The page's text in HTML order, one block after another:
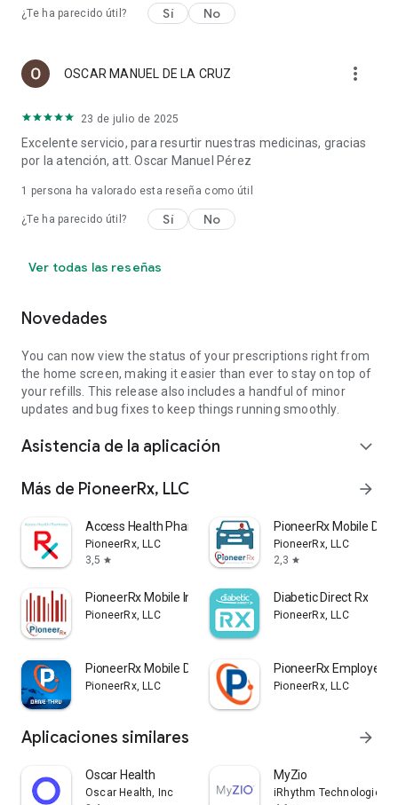
¿Te ha parecido útil? Sí No
OSCAR MANUEL DE LA CRUZ more_vert
23 de julio de 2025
Excelente servicio, para resurtir nuestras medicinas, gracias
por la atención, att. Oscar Manuel Pérez
1 persona ha valorado esta reseña como útil
¿Te ha parecido útil? Sí No
Ver todas las reseñas
Novedades
You can now view the status of your prescriptions right from
the home screen, making it easier than ever to stay on top of
your refills. This release also includes a handful of minor
updates and bug fixes to keep things running smoothly.
Asistencia de la aplicación expand_more
Más de PioneerRx, LLC arrow_forward
Access Health Pharmacy
PioneerRx, LLC
3,5 star
PioneerRx Mobile
PioneerRx, LLC
2,3 star
PioneerRx Mobile Inventory
PioneerRx, LLC
Diabetic Direct Rx
PioneerRx, LLC
PioneerRx Mobile DriveThru
PioneerRx, LLC
PioneerRx Employee
PioneerRx, LLC
Aplicaciones similares arrow_forward
Oscar Health
Oscar Health, Inc
MyZio
iRhythm Technologies,